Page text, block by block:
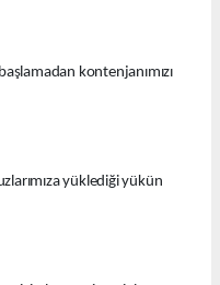
kontenjanımızı
yüklediği yükün